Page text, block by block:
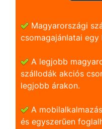
Magyarországi
csomagajánlatai egy
A legjobb
szállodák akciós
legjobb árakon.
A
és egyszerũen